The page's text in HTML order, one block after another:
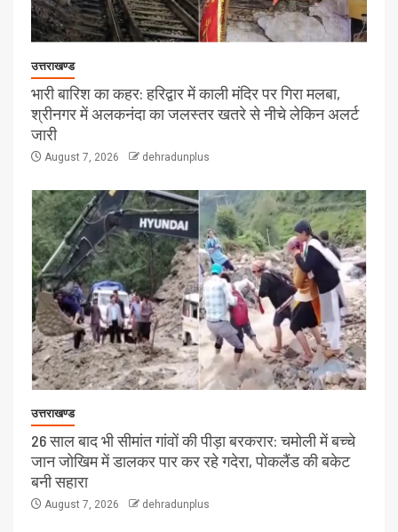
उत्तराखण्ड
भारी बारिश का कहर: हरिद्वार में काली मंदिर पर गिरा मलबा,
श्रीनगर में अलकनंदा का जलस्तर खतरे से नीचे लेकिन अलर्ट
जारी
August 7, 2026 dehradunplus
उत्तराखण्ड
26 साल बाद भी सीमांत गांवों की पीड़ा बरकरार: चमोली में बच्चे
जान जोखिम में डालकर पार कर रहे गदेरा, पोकलैंड की बकेट
बनी सहारा
August 7, 2026 dehradunplus